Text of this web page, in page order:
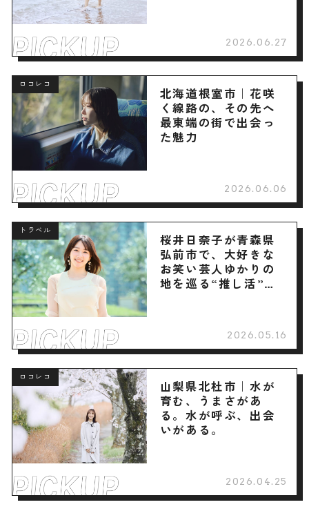
2026.06.27
ロコレコ
北海道根室市｜花咲
く線路の、その先へ
最東端の街で出会っ
た魅力
2026.06.06
トラベル
桜井日奈子が青森県
弘前市で、大好きな
お笑い芸人ゆかりの
地を巡る“推し活”旅
2026.05.16
ロコレコ
山梨県北杜市｜水が
育む、うまさがあ
る。水が呼ぶ、出会
いがある。
2026.04.25